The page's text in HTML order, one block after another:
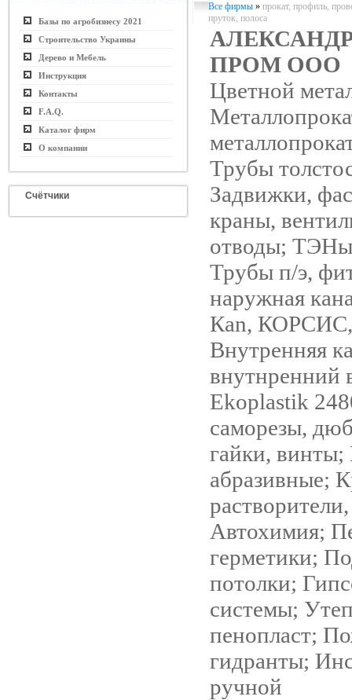
Базы по агробизнесу 2021
Строительство Украины
Дерево и Мебель
Инструкция
Контакты
F.A.Q.
Каталог фирм
О компании
Счётчики
Все фирмы » прокат, профиль,
пруток, полоса
ПРОМ ООО
Цветной
Трубы
Задвижки,
краны,
отводы;
Трубы п/э,
наружная
Кan,
Внутренняя
внутнренний
Ekoplastik
саморезы,
гайки, винты;
абразивные;
Автохимия;
герметики;
потолки;
системы;
пенопласт;
гидранты;
ручной